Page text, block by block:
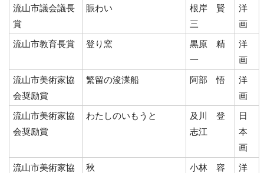
流山市議会議長
賞
賑わい
根岸 賢
三
洋
画
流山市教育長賞
登り窯
黒原 精
一
洋
画
流山市美術家協
会奨励賞
繁留の浚渫船 阿部 悟
洋
画
流山市美術家協
会奨励賞
わたしのいもうと
及川 登
志江
日
本
画
流山市美術家協
秋
小林 容
洋